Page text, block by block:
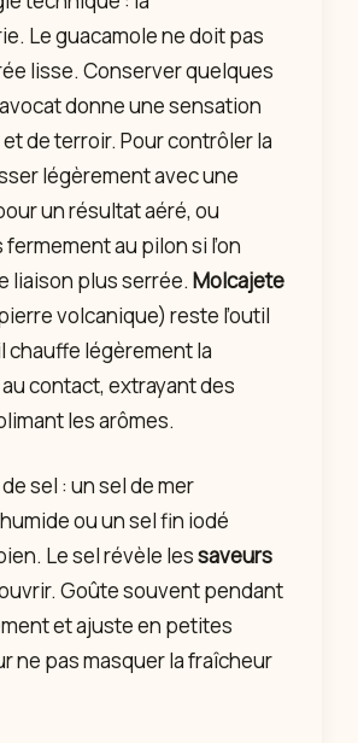
Le guacamole ne doit pas
lisse. Conserver quelques
donne une sensation
de terroir. Pour contrôler la
légèrement avec une
un résultat aéré, ou
au pilon si l’on
liaison plus serrée. Molcajete
volcanique) reste l’outil
chauffe légèrement la
contact, extrayant des
les arômes.
sel : un sel de mer
ou un sel fin iodé
Le sel révèle lessaveurs
Goûte souvent pendant
et ajuste en petites
ne pas masquer la fraîcheur